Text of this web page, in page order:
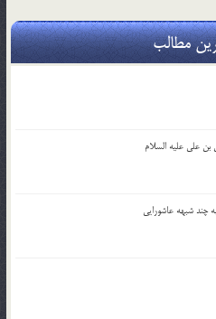
مطالب
بن علی علیه السلام
چند شبهه عاشورایی